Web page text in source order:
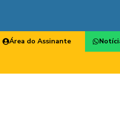
Área do Assinante